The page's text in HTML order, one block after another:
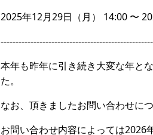
2025年12月29日（月） 14:00 〜
---------------------------------------------------
本年も昨年に引き続き大変な年と
た。
なお、頂きましたお問い合わせに
お問い合わせ内容によっては2026